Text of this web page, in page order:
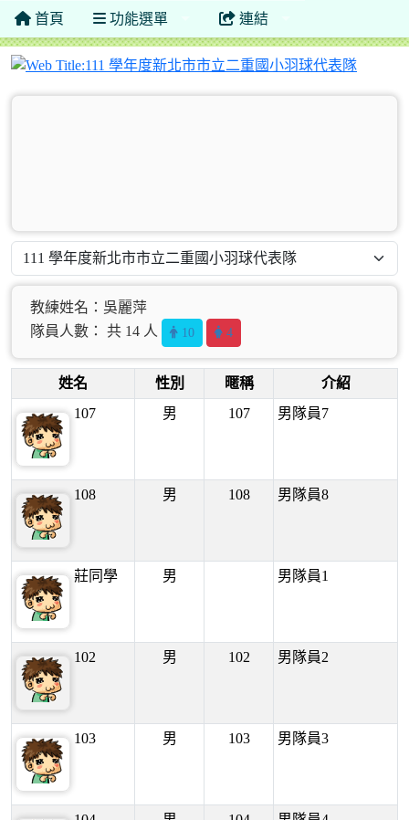
首頁 功能選單 連結
111 學
教練姓名：吳麗萍
隊員人數： 共 14 人
10 4
姓名 性別 暱稱
介紹
107
男 107 男隊員7
108 男 108 男隊員8
莊同學 男 男隊員1
102 男 102 男隊員2
103 男 103 男隊員3